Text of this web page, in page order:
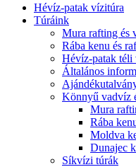
Hévíz-patak vízitúra
Túráink
Mura rafting és
Rába kenu és
Hévíz-patak téli
Általános
Könnyű vadvíz
Mura
Rába
Moldva
Dunajec
Síkvízi túrák